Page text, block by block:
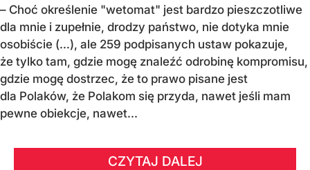
– Choć określenie "wetomat" jest bardzo pieszczotliwe
dla mnie i zupełnie, drodzy państwo, nie dotyka mnie
osobiście (…), ale 259 podpisanych ustaw pokazuje,
że tylko tam, gdzie mogę znaleźć odrobinę kompromisu,
gdzie mogę dostrzec, że to prawo pisane jest
dla Polaków, że Polakom się przyda, nawet jeśli mam
pewne obiekcje, nawet...
CZYTAJ DALEJ